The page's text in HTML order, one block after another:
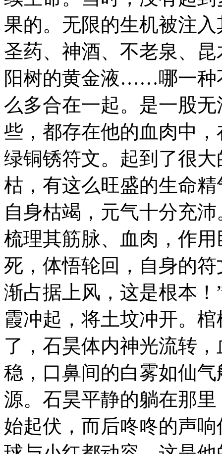
果的。无限的生机被注
圣药、神酒、不老泉、
阳树的黄金液……哪一种
么多合在一起。是一股
些，都存在他的血肉中
绿铜锈符文。起到了很
枯，有这么旺盛的生命
自身枯竭，元气十分充
梳理其筋脉、血肉，作
死，体悟轮回，自身的
渐占据上风，这是根本
霞冲起，将土坟冲开。
了，石昊体内神光流转
稳，口鼻间的白雾如仙
源。石昊平静的躺在那
始起伏，而后咚咚的声